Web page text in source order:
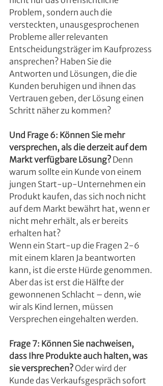
Problem, sondern auch die
versteckten, unausgesprochenen
Probleme aller relevanten
Entscheidungsträger im Kaufprozess
ansprechen? Haben Sie die
Antworten und Lösungen, die die
Kunden beruhigen und ihnen das
Vertrauen geben, der Lösung einen
Schritt näher zu kommen?
Und Frage 6: Können Sie mehr
versprechen, als die derzeit auf dem
Markt verfügbare Lösung? Denn
warum sollte ein Kunde von einem
jungen Start-up-Unternehmen ein
Produkt kaufen, das sich noch nicht
auf dem Markt bewährt hat, wenn er
nicht mehr erhält, als er bereits
erhalten hat?
Wenn ein Start-up die Fragen 2-6
mit einem klaren Ja beantworten
kann, ist die erste Hürde genommen.
Aber das ist erst die Hälfte der
gewonnenen Schlacht – denn, wie
wir als Kind lernen, müssen
Versprechen eingehalten werden.
Frage 7: Können Sie nachweisen,
dass Ihre Produkte auch halten, was
sie versprechen? Oder wird der
Kunde das Verkaufsgespräch sofort